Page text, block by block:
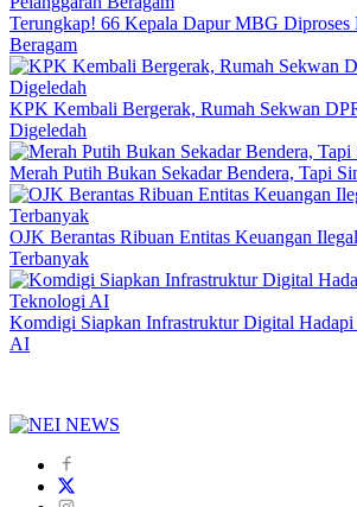
Terungkap! 66 Kepala Dapur MBG Diproses
Beragam
KPK Kembali Bergerak, Rumah Sekwan
Digeledah
Merah Putih Bukan Sekadar Bendera, Tapi
OJK Berantas Ribuan Entitas Keuangan
Terbanyak
Komdigi Siapkan Infrastruktur Digital
AI